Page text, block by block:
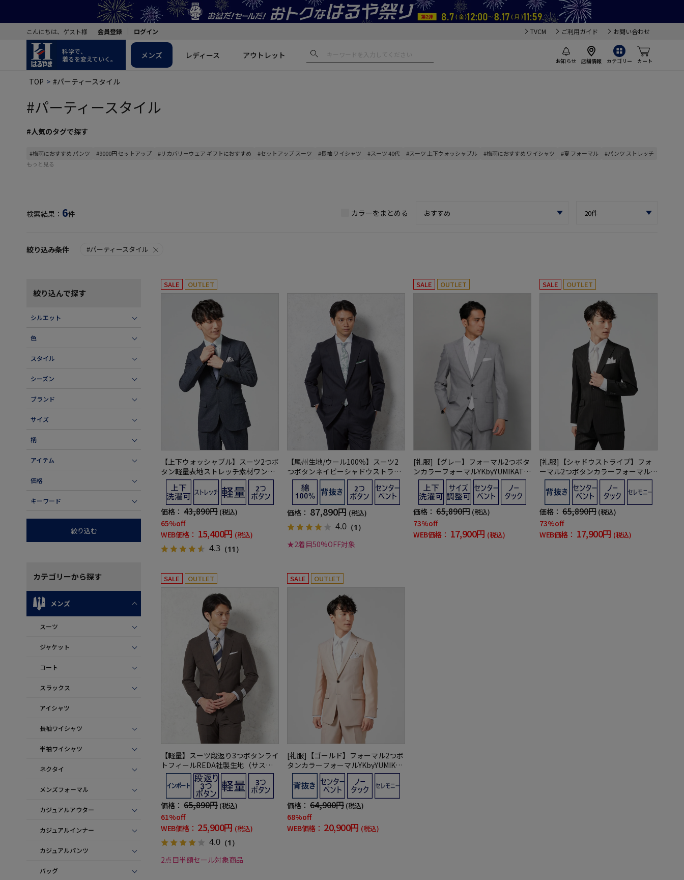
こんにちは、ゲスト様 会員登録 ログイン TVCM ご利用ガイド お問い合わせ
科学で、
着るを変えていく。
お知らせ 店舗情報 カテゴリー カート
メンズ レディース アウトレット
TOP #パーティースタイル
#パーティースタイル
#人気のタグで探す
#梅雨におすすめ パンツ #9000円 セットアップ #リカバリーウェア ギフトにおすすめ #セットアップ スーツ #長袖 ワイシャツ #スーツ 40代 #スーツ 上下ウォッシャブル #梅雨におすすめ ワイシャツ #夏 フォーマル
#パンツ ストレッチ
もっと見る
検索結果： 6件 カラーをまとめる
絞り込み条件 #パーティースタイル
絞り込んで探す
シルエット
色
スタイル
シーズン
ブランド
サイズ
柄
アイテム
価格
キーワード
絞り込む
カテゴリーから探す
メンズ
スーツ
ジャケット
コート
スラックス
アイシャツ
長袖ワイシャツ
半袖ワイシャツ
ネクタイ
メンズフォーマル
カジュアルアウター
カジュアルインナー
カジュアルパンツ
バッグ
SALE OUTLET
【上下ウォッシャブル】スーツ2つボ
タン軽量表地ストレッチ素材ワンタ
ック織柄無地nero【i-Suit-アイスー
ツ-】春夏【スリムデザイン】
価格： 43,890円 (税込)
65%off
WEB価格： 15,400円 (税込)
4.3 （11）
【尾州生地/ウール100％】スーツ2
つボタンネイビーシャドウストライ
プSTOVEL&MASON
価格： 87,890円 (税込)
4.0 （1）
★2着目50%OFF対象
SALE OUTLET
[礼服]【グレー】フォーマル2つボタ
ンカラーフォーマルYKbyYUMIKATS
URAセレモニー通年
価格： 65,890円 (税込)
73%off
WEB価格： 17,900円 (税込)
SALE OUTLET
[礼服]【シャドウストライプ】フォ
ーマル2つボタンカラーフォーマルY
KbyYUMIKATSURAセレモニー通年礼
服
価格： 65,890円 (税込)
73%off
WEB価格： 17,900円 (税込)
SALE OUTLET
【軽量】スーツ段返り3つボタンライ
トフィールREDA社製生地（サステ
ィナブル素材）無地リッケンバッカ
ー春夏
価格： 65,890円 (税込)
61%off
WEB価格： 25,900円 (税込)
4.0 （1）
2点目半額セール対象商品
SALE OUTLET
[礼服]【ゴールド】フォーマル2つボ
タンカラーフォーマルYKbyYUMIKAT
SURAセレモニー通年礼服
価格： 64,900円 (税込)
68%off
WEB価格： 20,900円 (税込)